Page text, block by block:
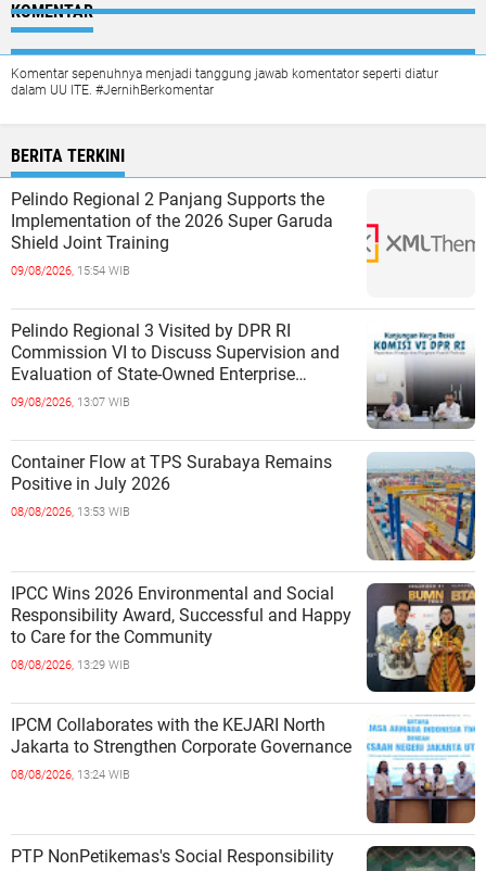
KOMENTAR
Komentar sepenuhnya menjadi tanggung jawab komentator seperti diatur
dalam UU ITE. #JernihBerkomentar
BERITA TERKINI
Pelindo Regional 2 Panjang Supports the
Implementation of the 2026 Super Garuda
Shield Joint Training
09/08/2026, 15:54 WIB
Pelindo Regional 3 Visited by DPR RI
Commission VI to Discuss Supervision and
Evaluation of State-Owned Enterprise
Performance
09/08/2026, 13:07 WIB
Container Flow at TPS Surabaya Remains
Positive in July 2026
08/08/2026, 13:53 WIB
IPCC Wins 2026 Environmental and Social
Responsibility Award, Successful and Happy
to Care for the Community
08/08/2026, 13:29 WIB
IPCM Collaborates with the KEJARI North
Jakarta to Strengthen Corporate Governance
08/08/2026, 13:24 WIB
PTP NonPetikemas's Social Responsibility